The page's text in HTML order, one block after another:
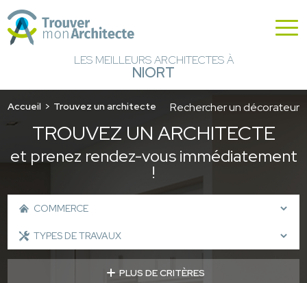
LES MEILLEURS ARCHITECTES À
NIORT
Accueil Trouvez un architecte Rechercher un décorateur
TROUVEZ UN ARCHITECTE
et prenez rendez-vous immédiatement
!
PLUS DE CRITÈRES